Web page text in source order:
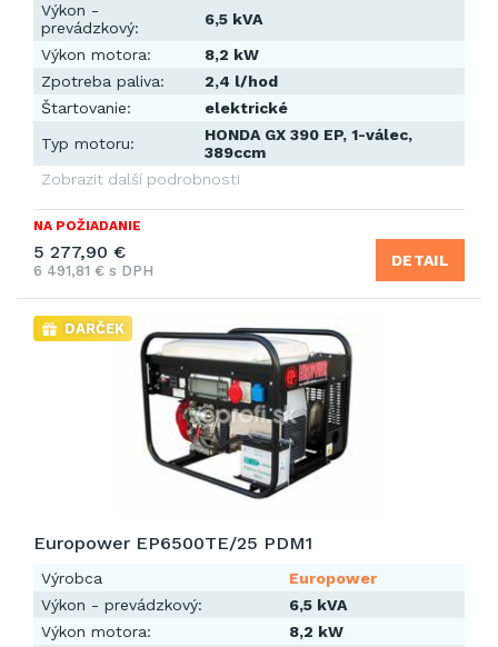
Výkon -
prevádzkový:
6,5 kVA
Výkon motora:
8,2 kW
Zpotreba paliva:
2,4 l/hod
Štartovanie:
elektrické
Typ motoru:
HONDA GX 390 EP, 1-válec,
389ccm
Zobrazit další podrobnosti
NA POŽIADANIE
5 277,90 €
6 491,81 € s DPH
DETAIL
DARČEK
Europower EP6500TE/25 PDM1
Výrobca
Europower
Výkon - prevádzkový:
6,5 kVA
Výkon motora:
8,2 kW